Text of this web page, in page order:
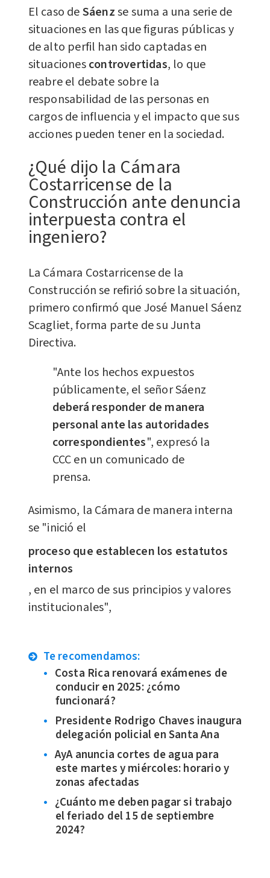
El caso deSáenzse suma a una serie de
situacionesen las que figuras públicas y
de alto perfil han sido captadas en
situacionescontrovertidas, lo que
reabre el debate sobre la
responsabilidad de las personas en
cargos de influencia y el impacto que sus
acciones pueden tener en la sociedad.
¿Qué dijo la Cámara
Costarricense de la
Construcción ante denuncia
interpuesta contra el
ingeniero?
La Cámara Costarricense de la
Construcción se refirió sobre la situación,
primero confirmó que José Manuel Sáenz
Scagliet, forma parte de su Junta
Directiva.
"Ante los hechos expuestos
públicamente, el señor Sáenz
deberá responder de manera
personal ante las autoridades
correspondientes", expresó la
CCC en un comunicado de
prensa.
Asimismo, la Cámara de manera interna
se "inició el
proceso que establecen los estatutos
internos
, en el marco de sus principios y valores
institucionales",
Te recomendamos:
Costa Rica renovará exámenes de
conducir en 2025: ¿cómo
funcionará?
Presidente Rodrigo Chaves inaugura
delegación policial en Santa Ana
AyA anuncia cortes de agua para
este martes y miércoles: horario y
zonas afectadas
¿Cuánto me deben pagar si trabajo
el feriado del 15 de septiembre
2024?